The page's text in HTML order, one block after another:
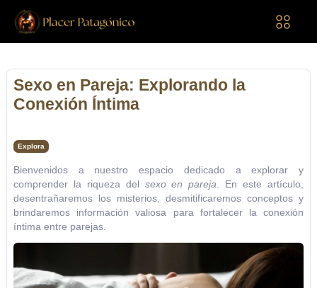
Sexo en Pareja: Explorando la
Conexión Íntima
Explora
Bienvenidos a nuestro espacio dedicado a explorar y
comprender la riqueza del sexo en pareja. En este artículo,
desentrañaremos los misterios, desmitificaremos conceptos y
brindaremos información valiosa para fortalecer la conexión
íntima entre parejas.